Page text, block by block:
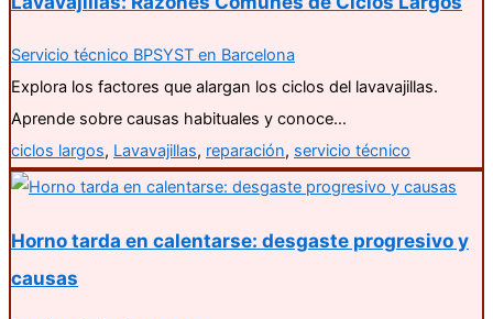
Servicio técnico BPSYST en Barcelona
Explora los factores que alargan los ciclos del lavavajillas.
Aprende sobre causas habituales y conoce…
ciclos largos, Lavavajillas, reparación, servicio técnico
Horno tarda en calentarse: desgaste progresivo y
causas